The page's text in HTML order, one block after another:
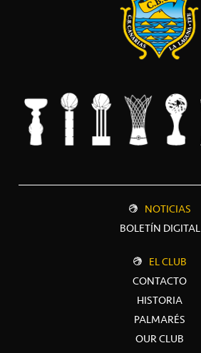
NOTICIAS
BOLETÍN DIGITAL
EL CLUB
CONTACTO
HISTORIA
PALMARÉS
OUR CLUB